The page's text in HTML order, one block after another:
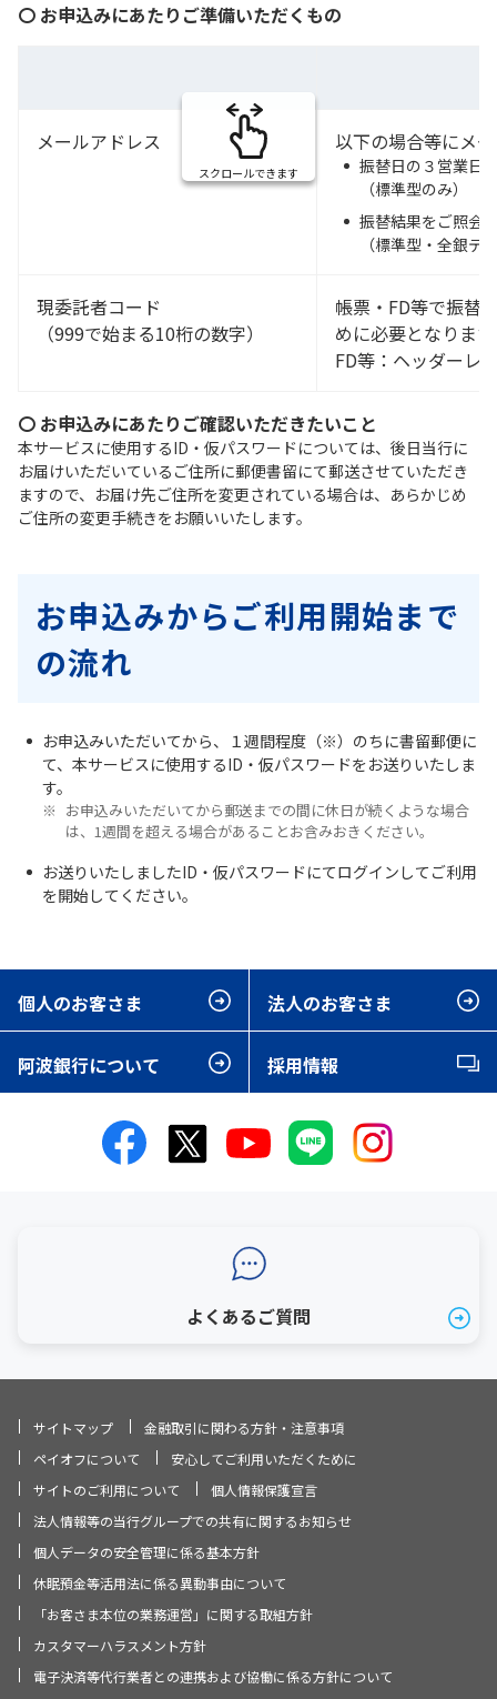
〇 お申込みにあたりご準備いただくもの
メールアドレス 以下の場合等にメ
振替日の３営業日
（標準型のみ）
振替結果をご照会
（標準型・全銀デ
現委託者コード
（999で始まる10桁の数字）
帳票・FD等で振替
めに必要となりま
FD等：ヘッダーレ
スクロールできます
〇 お申込みにあたりご確認いただきたいこと
本サービスに使用するID・仮パスワードについては、後日当行に
お届けいただいているご住所に郵便書留にて郵送させていただき
ますので、お届け先ご住所を変更されている場合は、あらかじめ
ご住所の変更手続きをお願いいたします。
お申込みからご利用開始まで
の流れ
お申込みいただいてから、１週間程度（※）のちに書留郵便に
て、本サービスに使用するID・仮パスワードをお送りいたしま
す。
お申込みいただいてから郵送までの間に休日が続くような場合
は、1週間を超える場合があることお含みおきください。
お送りいたしましたID・仮パスワードにてログインしてご利用
を開始してください。
個人のお客さま 法人のお客さま
阿波銀行について 採用情報
よくあるご質問
サイトマップ
金融取引に関わる方針・注意事項
ペイオフについて
安心してご利用いただくために
サイトのご利用について
個人情報保護宣言
法人情報等の当行グループでの共有に関するお知らせ
個人データの安全管理に係る基本方針
休眠預金等活用法に係る異動事由について
「お客さま本位の業務運営」に関する取組方針
カスタマーハラスメント方針
電子決済等代行業者との連携および協働に係る方針について